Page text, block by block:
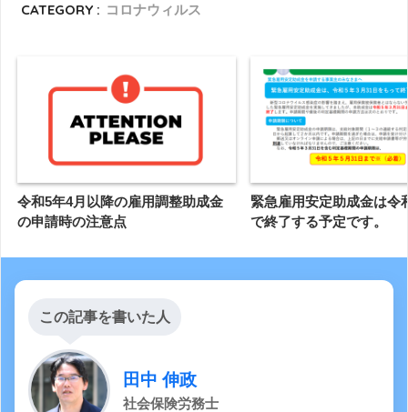
CATEGORY : コロナウィルス
令和5年4月以降の雇用調整助成金
の申請時の注意点
緊急雇用安定助成金は令
で終了する予定です。
この記事を書いた人
田中 伸政
社会保険労務士